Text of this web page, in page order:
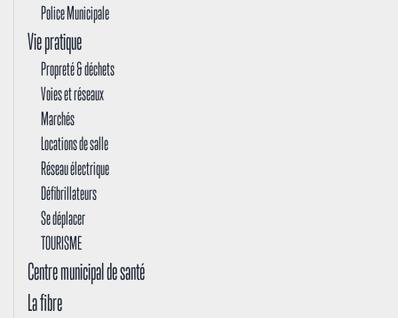
Police Municipale
Vie pratique
Propreté & déchets
Voies et réseaux
Marchés
Locations de salle
Réseau électrique
Défibrillateurs
Se déplacer
TOURISME
Centre municipal de santé
La fibre